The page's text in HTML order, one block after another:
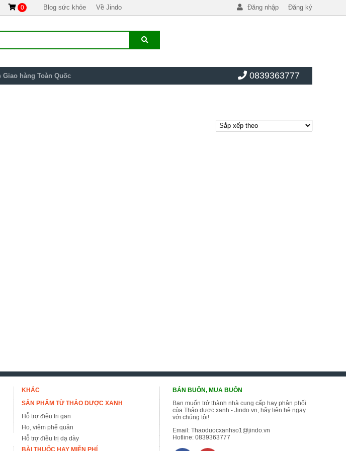
0 Blog sức khỏe Về Jindo Đăng nhập Đăng ký
Giao hàng Toàn Quốc 0839363777
KHÁC
SẢN PHẨM TỪ THẢO DƯỢC XANH
Hỗ trợ điều trị gan
Ho, viêm phế quản
Hỗ trợ điều trị dạ dày
BÀI THUỐC HAY MIỄN PHÍ
BÁN BUÔN, MUA BUÔN
Bạn muốn trở thành nhà cung cấp hay phân phối
của Thảo dược xanh - Jindo.vn, hãy liên hệ ngay
với chúng tôi!
Email:Thaoduocxanhso1@jindo.vn
Hotline:0839363777